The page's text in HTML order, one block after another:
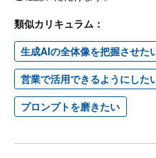
類似カリキュラム：
生成AIの全体像を把握させた
営業で活用できるようにした
プロンプトを磨きたい